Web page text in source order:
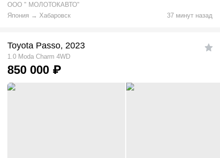
ООО " МОЛОТОКАВТО"
Япония → Хабаровск 37 минут назад
Toyota Passo, 2023
1.0 Moda Charm 4WD
850 000 ₽